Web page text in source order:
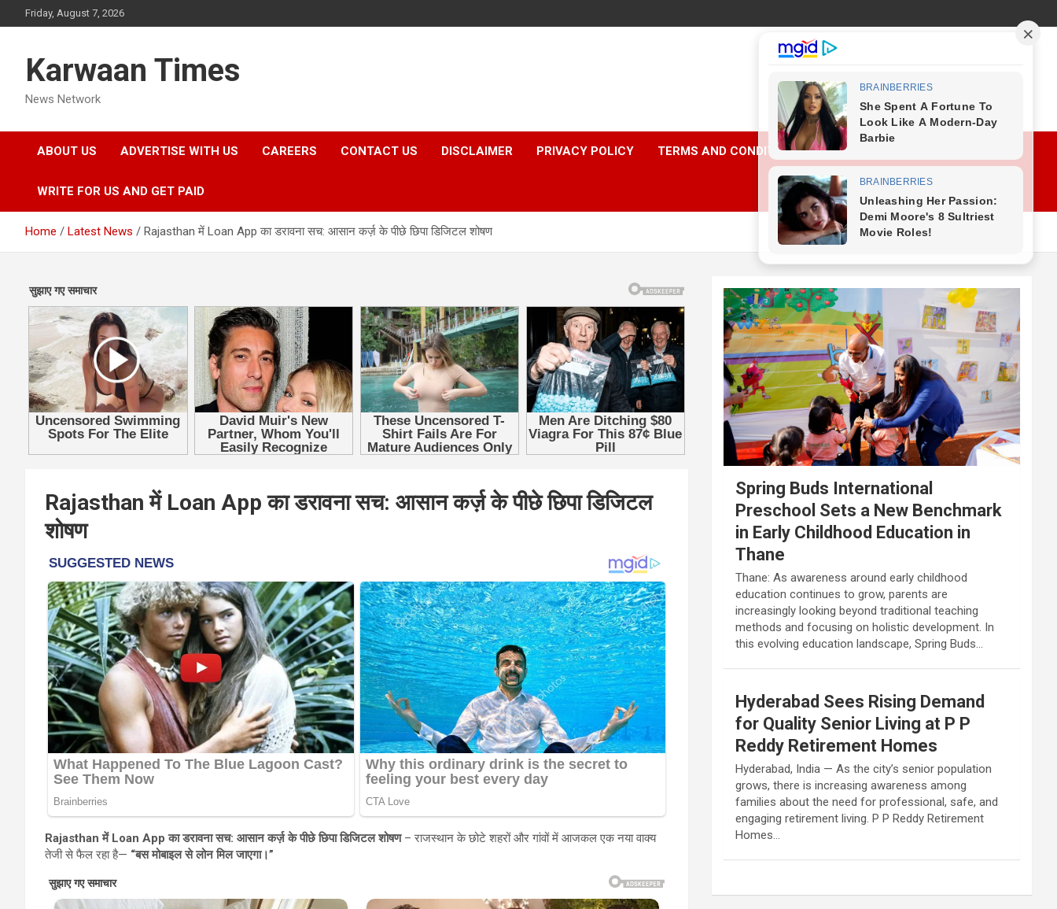
to
Friday, August 7, 2026
Karwaan Times
News Network
ABOUT US ADVERTISE WITH US CAREERS CONTACT US DISCLAIMER PRIVACY POLICY TERMS AND CONDITIONS
WRITE FOR US AND GET PAID
Home Latest News Rajasthan में Loan App का डरावना सच: आसान कर्ज़ के पीछे छिपा डिजिटल शोषण
Rajasthan में Loan App का डरावना सच: आसान कर्ज़ के पीछे छिपा डिजिटल
शोषण
Rajasthan में Loan App का डरावना सच: आसान कर्ज़ के पीछे छिपा डिजिटल शोषण– राजस्थान के छोटे शहरों और गांवों में आजकल एक नया वाक्य
तेजी से फैल रहा है— “बस मोबाइल से लोन मिल जाएगा।”
Spring Buds International
Preschool Sets a New Benchmark
in Early Childhood Education in
Thane
Thane: As awareness around early childhood
education continues to grow, parents are
increasingly looking beyond traditional teaching
methods and focusing on holistic development. In
this evolving education landscape, Spring Buds…
Hyderabad Sees Rising Demand
for Quality Senior Living at P P
Reddy Retirement Homes
Hyderabad, India — As the city’s senior population
grows, there is increasing awareness among
families about the need for professional, safe, and
engaging retirement living. P P Reddy Retirement
Homes…